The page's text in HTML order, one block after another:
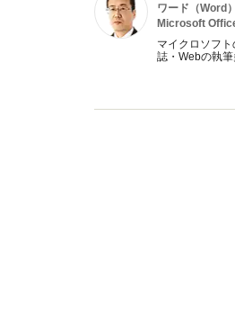
ワード（Word
Microsoft
マイクロソフ
誌・Webの執筆